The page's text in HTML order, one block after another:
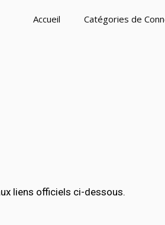
Accueil Catégories de
liens officiels ci-dessous.